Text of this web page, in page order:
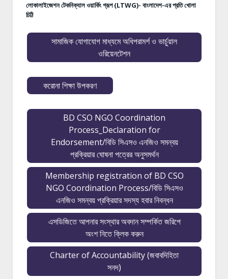
লোকালাইজেশন টেকনিক্যাল ওয়ার্কিং গ্রূপ (LTWG)- বাংলাদেশ-এর প্রতি খোলা
চিঠি
সামাজিক যোগাযোগ মাধ্যমে অধিপরামর্শ ও ভার্চুয়াল
ওরিয়েনটেশন
করোনা শিক্ষা উপকরণ
BD CSO NGO Coordination
Process_Declaration for
Endorsement/বিডি সিএসও এনজিও সমন্বয়
প্রক্রিয়ার ঘোষনা পত্রের অনুসমর্থন
Membership registration of BD CSO
NGO Coordination Process/বিডি সিএসও
এনজিও সমন্বয় প্রক্রিয়ার সদস্য হবার নিবন্ধন
এসডিজিতে আপনার সংস্থার অবদান সম্পর্কিত জরিপে
অংশ নিতে ক্লিক করুন
Charter of Accountability (জবাবদিহিতা
সনদ)